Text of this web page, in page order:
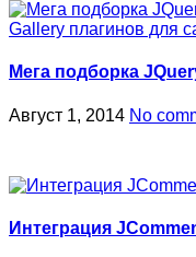
Мега подборка
Август 1, 2014 No
Интеграция